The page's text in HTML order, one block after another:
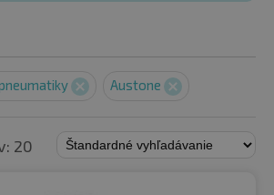
Austone
20